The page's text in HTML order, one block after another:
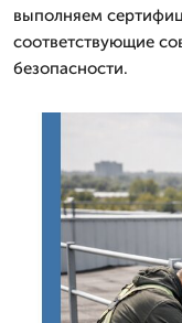
выполняем
соответствующие
безопасности.